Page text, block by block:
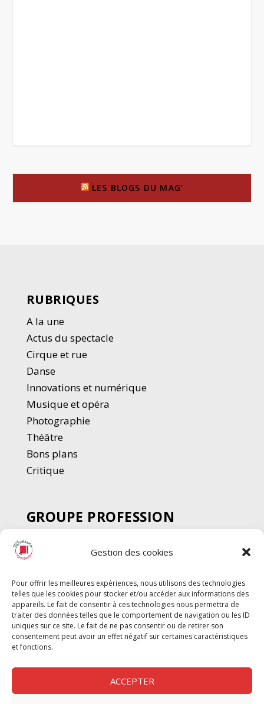
Gestion des cookies
Pour offrir les meilleures expériences, nous utilisons des technologies
telles que les cookies pour stocker et/ou accéder aux informations des
appareils. Le fait de consentir à ces technologies nous permettra de
traiter des données telles que le comportement de navigation ou les ID
uniques sur ce site. Le fait de ne pas consentir ou de retirer son
consentement peut avoir un effet négatif sur certaines caractéristiques
et fonctions.
ACCEPTER
LES BLOGS DU MAG’
RUBRIQUES
A la une
Actus du spectacle
Cirque et rue
Danse
Innovations et numérique
Musique et opéra
Photographie
Théâtre
Bons plans
Critique
GROUPE PROFESSION
SPECTACLE
Chèque Intermittents
Chèque Compta
Chèque Emploi Spectacle
G-Pods
Profession Audio-visuel